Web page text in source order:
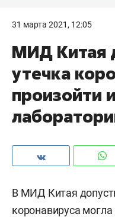
31 марта 2021, 12:05
МИД Китая
утечка
произойти
В МИД Китая
коронавируса